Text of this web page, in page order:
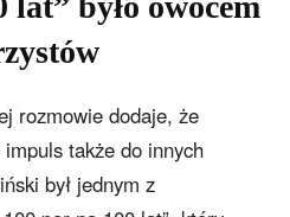
rozmowie dodaje, że
także do innych
był jednym z